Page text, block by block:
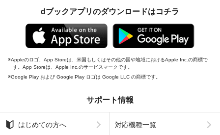
dブックアプリのダウンロードはコチラ
Appleのロゴ、App Storeは、米国もしくはその他の国や地域におけるApple Inc.の商標で
す。App Storeは、Apple Inc.のサービスマークです。
Google Play および Google Play ロゴは Google LLC の商標です。
サポート情報
はじめての方へ 対応機種一覧